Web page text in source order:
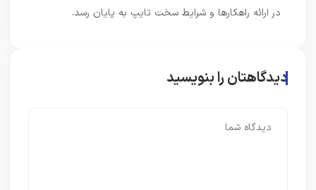
در ارائه راهکارها و شرایط سخت تایپ به پایان رسد.
دیدگاهتان را بنویسید